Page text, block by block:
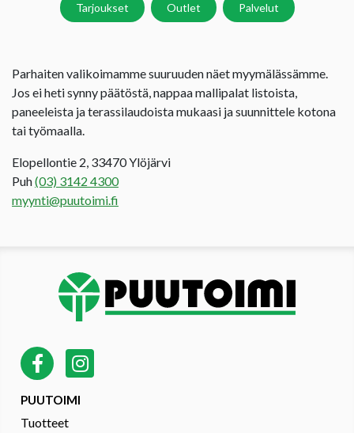
Tarjoukset Outlet Palvelut
Parhaiten valikoimamme suuruuden näet myymälässämme.
Jos ei heti synny päätöstä, nappaa mallipalat listoista,
paneeleista ja terassilaudoista mukaasi ja suunnittele kotona
tai työmaalla.
Elopellontie 2, 33470 Ylöjärvi
Puh(03) 3142 4300
myynti@puutoimi.fi
PUUTOIMI
Tuotteet